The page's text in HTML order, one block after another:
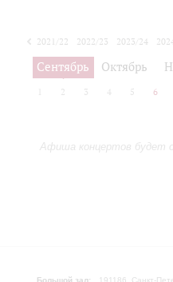
2021/22 2022/23 2023/24
2026/27
Сентябрь Октябрь
2 3 4 5 6
Афиша концертов будет
Большой зал: 191186, Санкт-